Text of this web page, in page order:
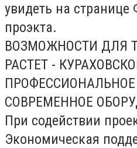
увидеть на странице
проэкта.
ВОЗМОЖНОСТИ ДЛЯ
РАСТЕТ -
СОВРЕМЕННОЕ
При содействии
Экономическая